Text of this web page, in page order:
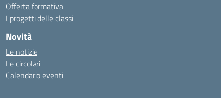
Offerta formativa
I progetti delle classi
Novità
Le notizie
Le circolari
Calendario eventi